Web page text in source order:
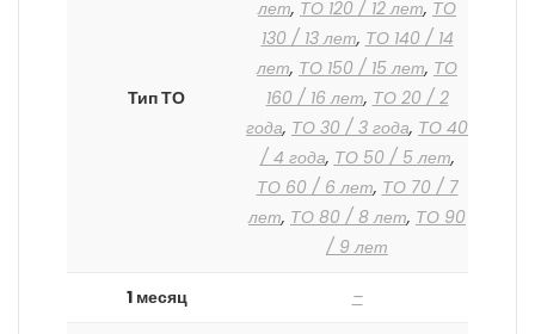
Тип ТО
лет, ТО 120 / 12 лет, ТО
130 / 13 лет, ТО 140 / 14
лет, ТО 150 / 15 лет, ТО
160 / 16 лет, ТО 20 / 2
года, ТО 30 / 3 года, ТО 40
/ 4 года, ТО 50 / 5 лет,
ТО 60 / 6 лет, ТО 70 / 7
лет, ТО 80 / 8 лет, ТО 90
/ 9 лет
1 месяц –